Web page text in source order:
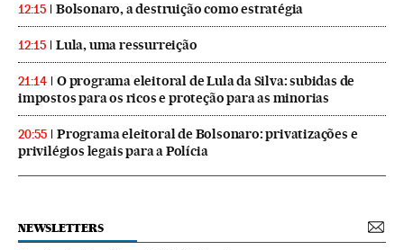
12:15 Bolsonaro, a destruição como estratégia
12:15 Lula, uma ressurreição
21:14
O programa eleitoral de Lula da Silva: subidas de
impostos para os ricos e proteção para as minorias
20:55
Programa eleitoral de Bolsonaro: privatizações e
privilégios legais para a Polícia
NEWSLETTERS